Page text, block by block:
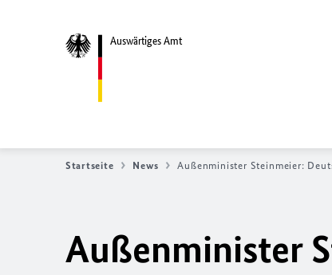
Auswärtiges Amt
Startseite News Außenminister Steinmeier:
Außenminister